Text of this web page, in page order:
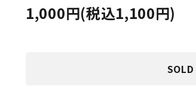
ランド ラッピング用リボン・紐
1,000円(税込1,100円)